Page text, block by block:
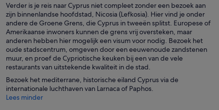
Verder is je reis naar Cyprus niet compleet zonder een bezoek aan
zijn binnenlandse hoofdstad, Nicosia (Lefkosia). Hier vind je onder
andere de Groene Grens, die Cyprus in tweeën splitst. Europese of
Amerikaanse inwoners kunnen de grens vrij oversteken, maar
anderen hebben hier mogelijk een visum voor nodig. Bezoek het
oude stadscentrum, omgeven door een eeuwenoude zandstenen
muur, en proef de Cypriotische keuken bij een van de vele
restaurants van uitstekende kwaliteit in de stad.
Bezoek het mediterrane, historische eiland Cyprus via de
internationale luchthaven van Larnaca of Paphos.
Lees minder